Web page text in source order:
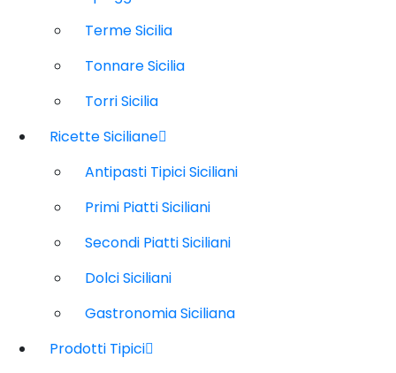
Terme Sicilia
Tonnare Sicilia
Torri Sicilia
Ricette Siciliane
Antipasti Tipici Siciliani
Primi Piatti Siciliani
Secondi Piatti Siciliani
Dolci Siciliani
Gastronomia Siciliana
Prodotti Tipici